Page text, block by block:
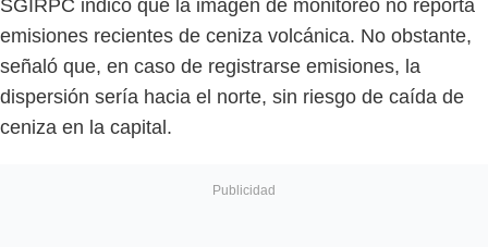
SGIRPC indicó que la imagen de monitoreo no reporta
emisiones recientes de ceniza volcánica. No obstante,
señaló que, en caso de registrarse emisiones, la
dispersión sería hacia el norte, sin riesgo de caída de
ceniza en la capital.